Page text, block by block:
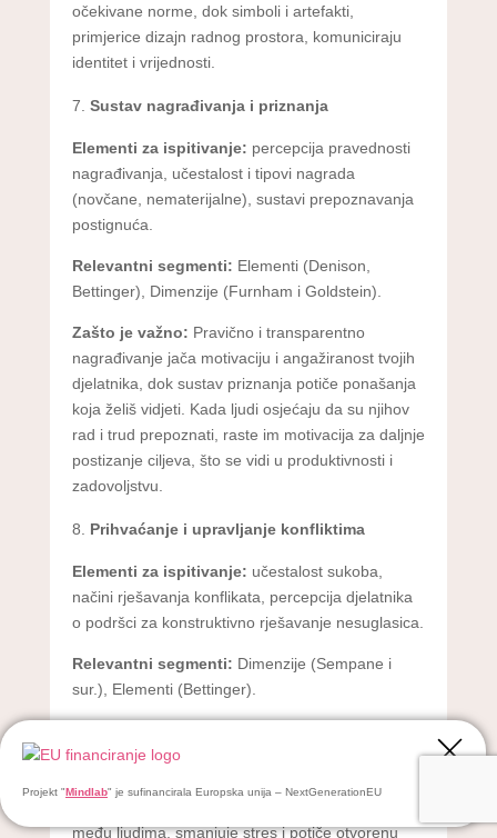
očekivane norme, dok simboli i artefakti,
primjerice dizajn radnog prostora, komuniciraju
identitet i vrijednosti.
Sustav nagrađivanja i priznanja
Elementi za ispitivanje: percepcija pravednosti
nagrađivanja, učestalost i tipovi nagrada
(novčane, nematerijalne), sustavi prepoznavanja
postignuća.
Relevantni segmenti: Elementi (Denison,
Bettinger), Dimenzije (Furnham i Goldstein).
Zašto je važno: Pravično i transparentno
nagrađivanje jača motivaciju i angažiranost tvojih
djelatnika, dok sustav priznanja potiče ponašanja
koja želiš vidjeti. Kada ljudi osjećaju da su njihov
rad i trud prepoznati, raste im motivacija za daljnje
postizanje ciljeva, što se vidi u produktivnosti i
zadovoljstvu.
Prihvaćanje i upravljanje konfliktima
Elementi za ispitivanje: učestalost sukoba,
načini rješavanja konflikata, percepcija djelatnika
o podršci za konstruktivno rješavanje nesuglasica.
Relevantni segmenti: Dimenzije (Sempane i
sur.), Elementi (Bettinger).
na koji im se pristupa presudan je za održavanje
među ljudima, smanjuje stres i potiče otvorenu
Projekt "Mindlab" je sufinancirala Europska unija – NextGenerationEU